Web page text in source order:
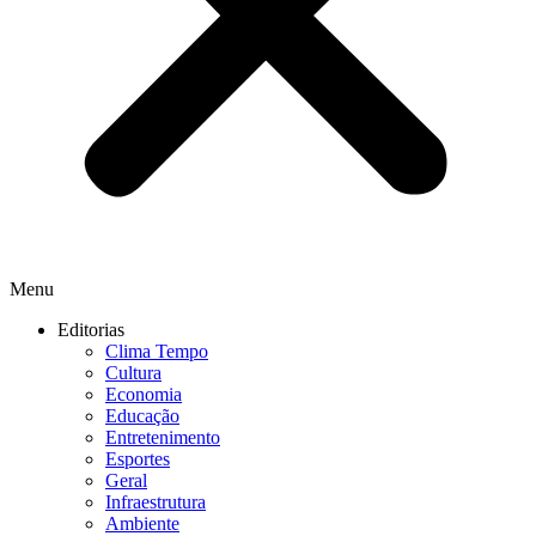
Menu
Editorias
Clima Tempo
Cultura
Economia
Educação
Entretenimento
Esportes
Geral
Infraestrutura
Ambiente